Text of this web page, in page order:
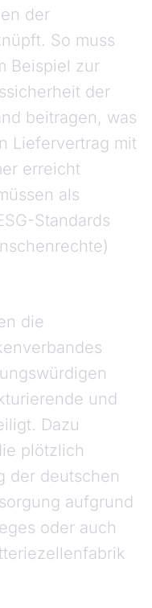
der
So muss
Beispiel zur
der
beitragen, was
Liefervertrag mit
erreicht
als
Standards
die
und
Dazu
plötzlich
der deutschen
aufgrund
oder auch